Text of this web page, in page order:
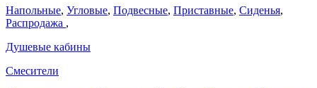
Напольные, Угловые, Подвесные, Приставные, Сиденья,
Распродажа ,
Душевые кабины
Смесители